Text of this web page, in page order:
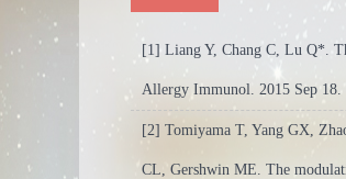
[1] Liang Y, Chang C, Lu Q*.
Allergy Immunol. 2015 Sep 18.
[2] Tomiyama T, Yang GX,
CL, Gershwin ME. The